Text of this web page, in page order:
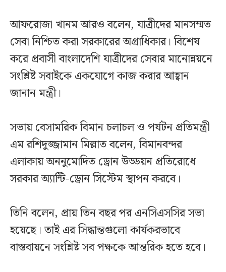
আফরোজা খানম আরও বলেন, যাত্রীদের মানসম্মত
সেবা নিশ্চিত করা সরকারের অগ্রাধিকার। বিশেষ
করে প্রবাসী বাংলাদেশি যাত্রীদের সেবার মানোন্নয়নে
সংশ্লিষ্ট সবাইকে একযোগে কাজ করার আহ্বান
জানান মন্ত্রী।
সভায় বেসামরিক বিমান চলাচল ও পর্যটন প্রতিমন্ত্রী
এম রশিদুজ্জামান মিল্লাত বলেন, বিমানবন্দর
এলাকায় অননুমোদিত ড্রোন উড্ডয়ন প্রতিরোধে
সরকার অ্যান্টি-ড্রোন সিস্টেম স্থাপন করবে।
তিনি বলেন, প্রায় তিন বছর পর এনসিএসসির সভা
হয়েছে। তাই এর সিদ্ধান্তগুলো কার্যকরভাবে
বাস্তবায়নে সংশ্লিষ্ট সব পক্ষকে আন্তরিক হতে হবে।